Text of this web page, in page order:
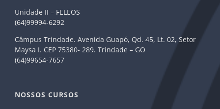
Unidade II – FELEOS
(64)99994-6292
Câmpus Trindade. Avenida Guapó, Qd. 45, Lt. 02, Setor
Maysa I. CEP 75380- 289. Trindade – GO
(64)99654-7657
NOSSOS CURSOS